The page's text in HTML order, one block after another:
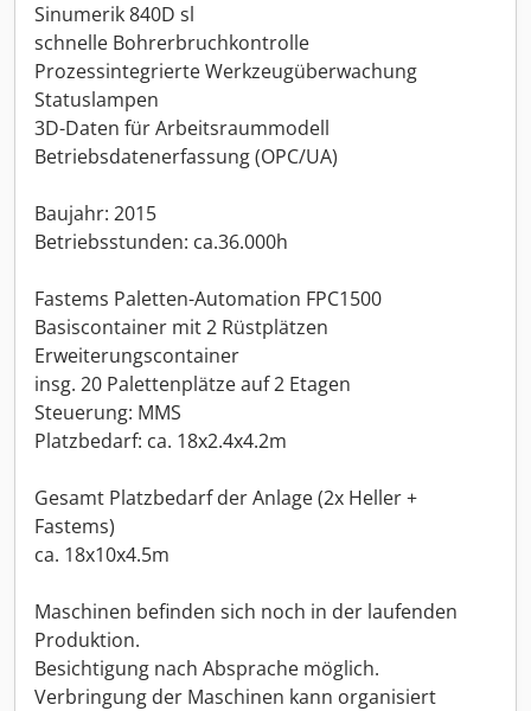
Sinumerik 840D sl
schnelle Bohrerbruchkontrolle
Prozessintegrierte Werkzeugüberwachung
Statuslampen
3D-Daten für Arbeitsraummodell
Betriebsdatenerfassung (OPC/UA)
Baujahr: 2015
Betriebsstunden: ca.36.000h
Fastems Paletten-Automation FPC1500
Basiscontainer mit 2 Rüstplätzen
Erweiterungscontainer
insg. 20 Palettenplätze auf 2 Etagen
Steuerung: MMS
Platzbedarf: ca. 18x2.4x4.2m
Gesamt Platzbedarf der Anlage (2x Heller +
Fastems)
ca. 18x10x4.5m
Maschinen befinden sich noch in der laufenden
Produktion.
Besichtigung nach Absprache möglich.
Verbringung der Maschinen kann organisiert